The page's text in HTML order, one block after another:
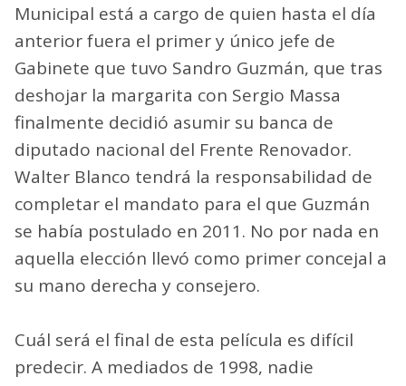
Municipal está a cargo de quien hasta el día
anterior fuera el primer y único jefe de
Gabinete que tuvo Sandro Guzmán, que tras
deshojar la margarita con Sergio Massa
finalmente decidió asumir su banca de
diputado nacional del Frente Renovador.
Walter Blanco tendrá la responsabilidad de
completar el mandato para el que Guzmán
se había postulado en 2011. No por nada en
aquella elección llevó como primer concejal a
su mano derecha y consejero.
Cuál será el final de esta película es difícil
predecir. A mediados de 1998, nadie